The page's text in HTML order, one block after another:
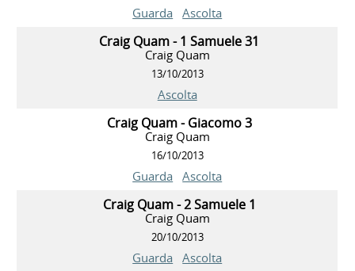
Guarda Ascolta
Craig Quam - 1 Samuele 31
Craig Quam
13/10/2013
Ascolta
Craig Quam - Giacomo 3
Craig Quam
16/10/2013
Guarda Ascolta
Craig Quam - 2 Samuele 1
Craig Quam
20/10/2013
Guarda Ascolta